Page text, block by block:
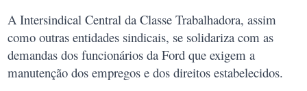
A Intersindical Central da Classe Trabalhadora, assim
como outras entidades sindicais, se solidariza com as
demandas dos funcionários da Ford que exigem a
manutenção dos empregos e dos direitos estabelecidos.